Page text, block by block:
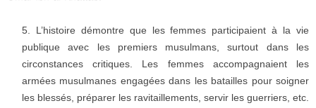
L’histoire démontre que les femmes participaient à la vie
publique avec les premiers musulmans, surtout dans les
circonstances critiques. Les femmes accompagnaient les
armées musulmanes engagées dans les batailles pour soigner
les blessés, préparer les ravitaillements, servir les guerriers, etc.